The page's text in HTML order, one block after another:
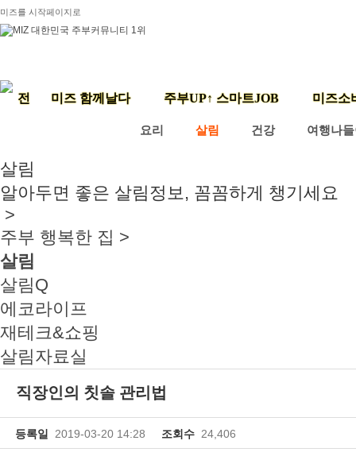
미즈를 시작페이지로
미즈 함께날다 주부UP↑ 스마트JOB 미즈소
요리 살림 건강 여행나
살림
알아두면 좋은 살림정보, 꼼꼼하게 챙기세요
>
주부 행복한 집 >
살림
살림Q
에코라이프
재테크&쇼핑
살림자료실
직장인의 칫솔 관리법
등록일 2019-03-20 14:28 조회수 24,406